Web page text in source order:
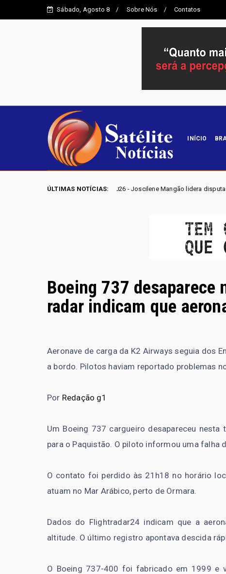
Sábado, Agosto 8 Sobre Nós Contatos
INÍCIO
ÚLTIMAS NOTÍCIAS:
ELEIÇÕES GO 2026 - Joscilene Mangão lidera disputa por vaga na Alego em
Boeing 737 desaparece
radar indicam que
Aeronave de carga da K2 Airways seguia dos
a bordo. Pilotos haviam reportado problemas
Por Redação g1
Um Boeing 737 cargueiro desapareceu
para o Paquistão. O piloto informou uma falha
O contato foi perdido às 21h18 no horário
atuam no Mar Arábico, perto de Ormara.
Dados do Flightradar24 indicam que a
altitude. O último registro apontava descida
O Boeing 737-400 foi fabricado em 1999 e